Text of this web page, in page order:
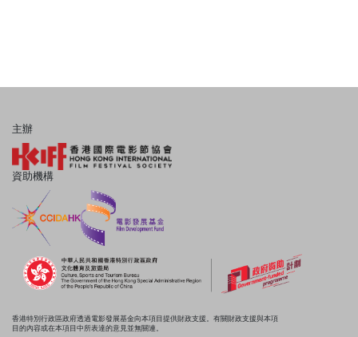
主辦
資助機構
香港特別行政區政府透過電影發展基金向本項目提供財政支援。有關財政支援與本項
目的內容或在本項目中所表達的意見並無關連。